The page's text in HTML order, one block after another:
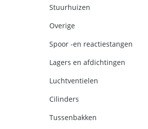
Stuurhuizen
Overige
Spoor -en reactiestangen
Lagers en afdichtingen
Luchtventielen
Cilinders
Tussenbakken